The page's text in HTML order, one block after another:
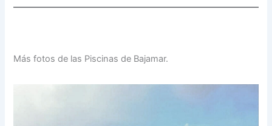
Más fotos de las Piscinas de Bajamar.